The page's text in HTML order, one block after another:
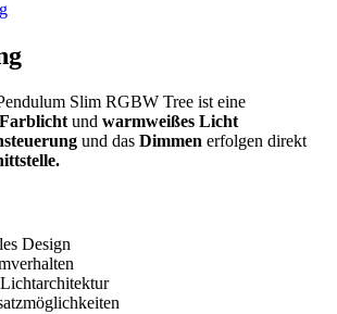
Slim RGBW Tree ist eine
Farblicht und warmweißes Licht
und das Dimmen erfolgen direkt
Design